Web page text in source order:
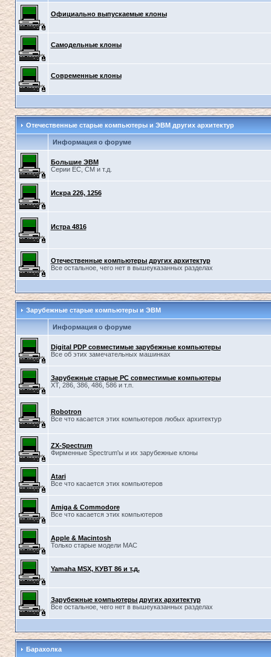
Официально выпускаемые клоны
Самодельные клоны
Современные клоны
Отечественные старые компьютеры и ЭВМ других архитектур
Информация о форуме
Большие ЭВМ
Серии ЕС, СМ и т.д.
Искра 226, 1256
Истра 4816
Отечественные компьютеры других архитектур
Все остальное, чего нет в вышеуказанных разделах
Зарубежные старые компьютеры и ЭВМ
Информация о форуме
Digital PDP совместимые зарубежные компьютеры
Все об этих замечательных машинках
Зарубежные старые PC совместимые компьютеры
XT, 286, 386, 486, 586 и т.п.
Robotron
Все что касается этих компьютеров любых архитектур
ZX-Spectrum
Фирменные Spectrum'ы и их зарубежные клоны
Atari
Все что касается этих компьютеров
Amiga & Commodore
Все что касается этих компьютеров
Apple & Macintosh
Только старые модели MAC
Yamaha MSX, КУВТ 86 и т.д.
Зарубежные компьютеры других архитектур
Все остальное, чего нет в вышеуказанных разделах
Барахолка